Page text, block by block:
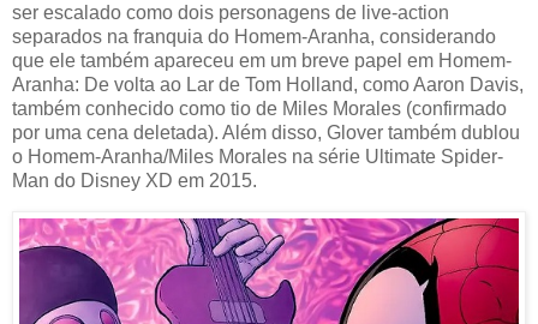
ser escalado como dois personagens de live-action
separados na franquia do Homem-Aranha, considerando
que ele também apareceu em um breve papel em Homem-
Aranha: De volta ao Lar de Tom Holland, como Aaron Davis,
também conhecido como tio de Miles Morales (confirmado
por uma cena deletada). Além disso, Glover também dublou
o Homem-Aranha/Miles Morales na série Ultimate Spider-
Man do Disney XD em 2015.